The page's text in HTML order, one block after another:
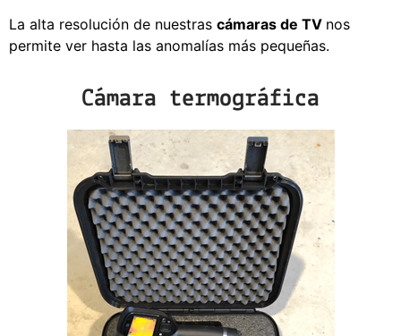
La alta resolución de nuestras cámaras de TV nos
permite ver hasta las anomalías más pequeñas.
Cámara termográfica